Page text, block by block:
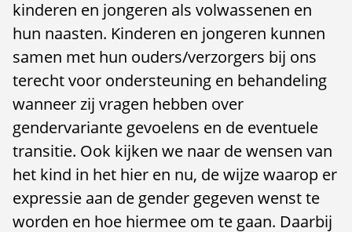
kinderen en jongeren als volwassenen en
hun naasten. Kinderen en jongeren kunnen
samen met hun ouders/verzorgers bij ons
terecht voor ondersteuning en behandeling
wanneer zij vragen hebben over
gendervariante gevoelens en de eventuele
transitie. Ook kijken we naar de wensen van
het kind in het hier en nu, de wijze waarop er
expressie aan de gender gegeven wenst te
worden en hoe hiermee om te gaan. Daarbij